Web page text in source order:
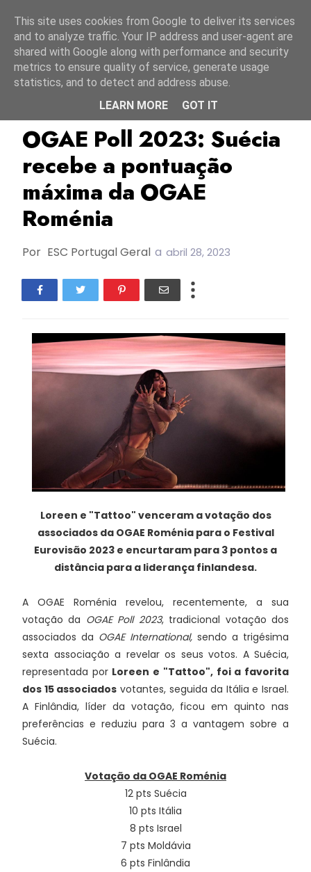
Loreen Movimento De Eurofãs
OGAE Poll 2023: Suécia
recebe a pontuação
máxima da OGAE
Roménia
Por ESC Portugal Geral a abril 28, 2023
Loreen e "Tattoo" venceram a votação dos
associados da OGAE Roménia para o Festival
Eurovisão 2023 e encurtaram para 3 pontos a
distância para a liderança finlandesa.
A OGAE Roménia revelou, recentemente, a sua
votação da OGAE Poll 2023, tradicional votação dos
associados da OGAE International, sendo a trigésima
sexta associação a revelar os seus votos. A Suécia,
representada por Loreen e "Tattoo",foi a favorita
dos 15 associados votantes, seguida da Itália e Israel.
A Finlândia, líder da votação, ficou em quinto nas
preferências e reduziu para 3 a vantagem sobre a
Suécia.
Votação da OGAE Roménia
12 pts Suécia
10 pts Itália
8 pts Israel
7 pts Moldávia
6 pts Finlândia
This site uses cookies from Google to deliver its services
and to analyze traffic. Your IP address and user-agent are
shared with Google along with performance and security
metrics to ensure quality of service, generate usage
statistics, and to detect and address abuse.
LEARN MORE
GOT IT